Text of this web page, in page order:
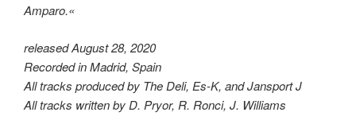
Amparo.«
released August 28, 2020
Recorded in Madrid, Spain
All tracks produced by The Deli, Es-K, and Jansport J
All tracks written by D. Pryor, R. Ronci, J. Williams